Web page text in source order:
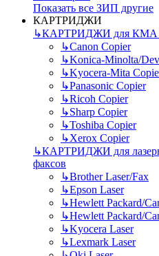
Показать все ЗИП другие
КАРТРИДЖИ
↳КАРТРИДЖИ для
↳Canon Copier
↳Konica-Minolta/
↳Kyocera-Mita
↳Panasonic Copier
↳Ricoh Copier
↳Sharp Copier
↳Toshiba Copier
↳Xerox Copier
↳КАРТРИДЖИ для
факсов
↳Brother Laser/Fax
↳Epson Laser
↳Hewlett Packard/
↳Hewlett Packard/
↳Kyocera Laser
↳Lexmark Laser